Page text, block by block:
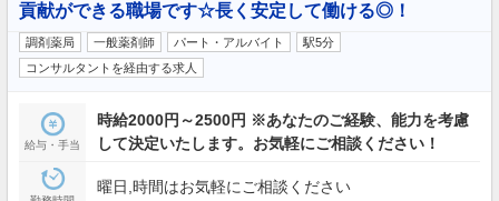
貢献ができる職場です☆長く安定して働ける◎！
調剤薬局 一般薬剤師 パート・アルバイト
駅5分
コンサルタントを経由する求人
給与・手当
時給2000円～2500円 ※あなたのご経験、能力を考慮
して決定いたします。お気軽にご相談ください！
曜日,時間はお気軽にご相談ください